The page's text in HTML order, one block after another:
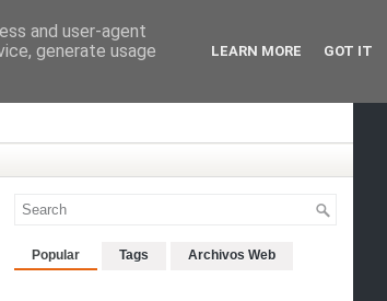
Popular Tags Archivos Web
and user-agent
generate usage
LEARN MORE GOT IT